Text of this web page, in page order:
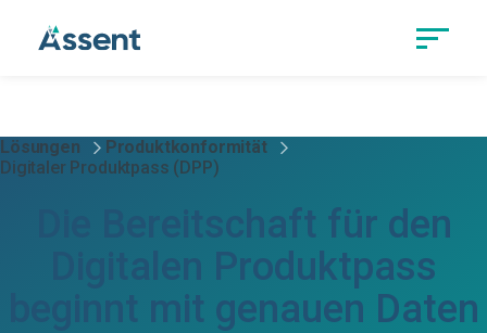
Lösungen
Produktkonformität
Digitaler Produktpass (DPP)
Die Bereitschaft für den
Digitalen Produktpass
beginnt mit genauen Daten